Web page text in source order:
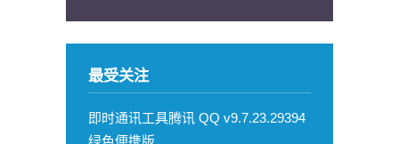
最受关注
即时通讯工具腾讯 QQ v9.7.23.29394
绿色便携版